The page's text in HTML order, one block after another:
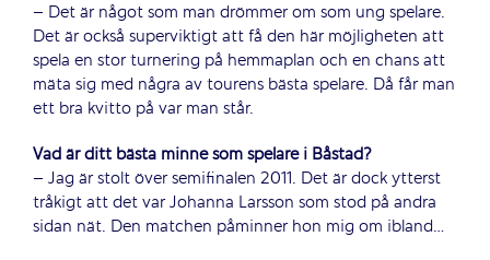
– Det är något som man drömmer om som ung spelare.
Det är också superviktigt att få den här möjligheten att
spela en stor turnering på hemmaplan och en chans att
mäta sig med några av tourens bästa spelare. Då får man
ett bra kvitto på var man står.
Vad är ditt bästa minne som spelare i Båstad?
– Jag är stolt över semifinalen 2011. Det är dock ytterst
tråkigt att det var Johanna Larsson som stod på andra
sidan nät. Den matchen påminner hon mig om ibland…